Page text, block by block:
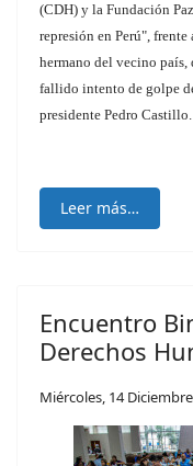
(CDH) y la Fundación
represión en Perú",
hermano del vecino país,
fallido intento de golpe
presidente Pedro Castillo.
Leer más…
Encuentro
Derechos
Miércoles, 14